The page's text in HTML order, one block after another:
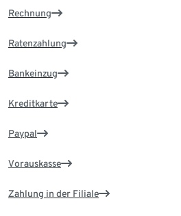
Rechnung
Ratenzahlung
Bankeinzug
Kreditkarte
Paypal
Vorauskasse
Zahlung in der Filiale